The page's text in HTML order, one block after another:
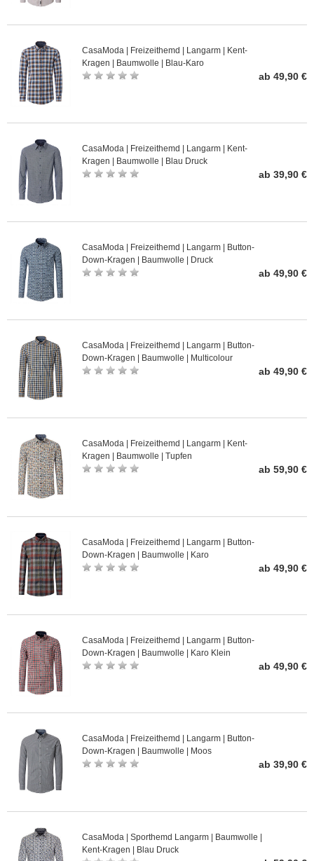
CasaModa | Freizeithemd | Langarm | Kent-
Kragen | Baumwolle | Blau-Karo
ab 49,90 €
CasaModa | Freizeithemd | Langarm | Kent-
Kragen | Baumwolle | Blau Druck
ab 39,90 €
CasaModa | Freizeithemd | Langarm | Button-
Down-Kragen | Baumwolle | Druck
ab 49,90 €
CasaModa | Freizeithemd | Langarm | Button-
Down-Kragen | Baumwolle | Multicolour
ab 49,90 €
CasaModa | Freizeithemd | Langarm | Kent-
Kragen | Baumwolle | Tupfen
ab 59,90 €
CasaModa | Freizeithemd | Langarm | Button-
Down-Kragen | Baumwolle | Karo
ab 49,90 €
CasaModa | Freizeithemd | Langarm | Button-
Down-Kragen | Baumwolle | Karo Klein
ab 49,90 €
CasaModa | Freizeithemd | Langarm | Button-
Down-Kragen | Baumwolle | Moos
ab 39,90 €
CasaModa | Sporthemd Langarm | Baumwolle |
Kent-Kragen | Blau Druck